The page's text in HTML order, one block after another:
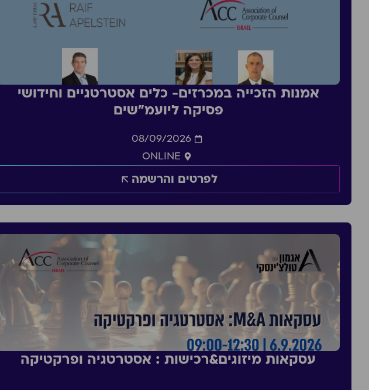
אמנות הזכייה במכרזים- כלים אסטרטגיים וחידושי
פסיקה ליועמ״שים
08/09/2026
ONLINE
לפרטים והרשמה
עסקאות מיזוגים&רכישות : אסטרטגיה ופרקטיקה